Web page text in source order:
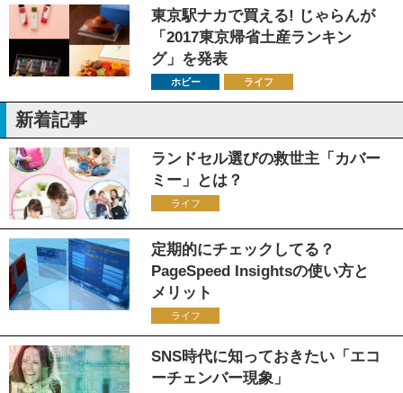
東京駅ナカで買える! じゃらんが
「2017東京帰省土産ランキン
グ」を発表
ホビー ライフ
新着記事
ランドセル選びの救世主「カバー
ミー」とは？
ライフ
定期的にチェックしてる？
PageSpeed Insightsの使い方と
メリット
ライフ
SNS時代に知っておきたい「エコ
ーチェンバー現象」